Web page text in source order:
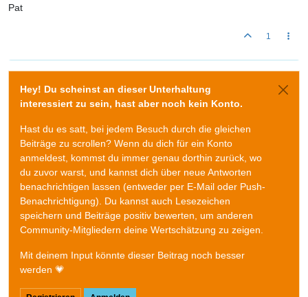
Pat
1
Hey! Du scheinst an dieser Unterhaltung
interessiert zu sein, hast aber noch kein Konto.
Hast du es satt, bei jedem Besuch durch die gleichen
Beiträge zu scrollen? Wenn du dich für ein Konto
anmeldest, kommst du immer genau dorthin zurück, wo
du zuvor warst, und kannst dich über neue Antworten
benachrichtigen lassen (entweder per E-Mail oder Push-
Benachrichtigung). Du kannst auch Lesezeichen
speichern und Beiträge positiv bewerten, um anderen
Community-Mitgliedern deine Wertschätzung zu zeigen.
Mit deinem Input könnte dieser Beitrag noch besser
werden 💗